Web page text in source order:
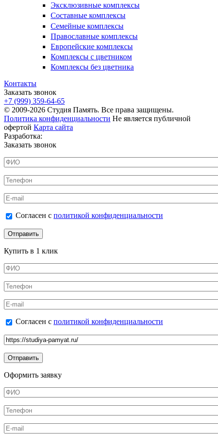
Эксклюзивные комплексы
Составные комплексы
Семейные комплексы
Православные комплексы
Европейские комплексы
Комплексы с цветником
Комплексы без цветника
Контакты
Заказать звонок
+7 (999) 359-64-65
© 2009-2026 Студия Память. Все права защищены.
Политика конфиденциальности Не является публичной
офертой Карта сайта
Разработка:
Заказать звонок
ФИО
Телефон
E-mail
Согласен с политикой конфиденциальности*
Согласен с политикой конфиденциальности
Купить в 1 клик
ФИО
Телефон
E-mail
Согласен с политикой конфиденциальности*
Согласен с политикой конфиденциальности
Ссылка на товар
Оформить заявку
ФИО
Телефон
E-mail